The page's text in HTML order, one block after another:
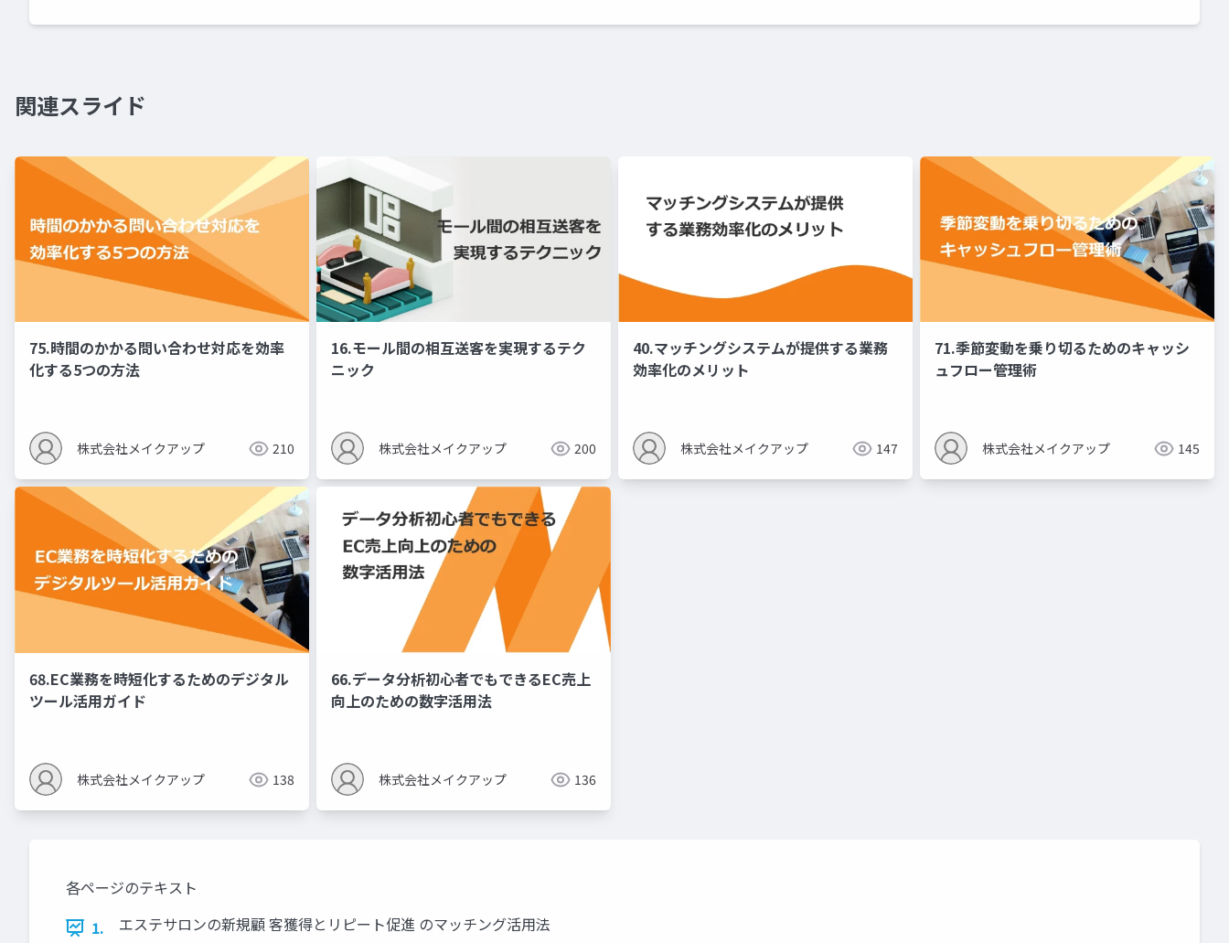
関連スライド
75.時間のかかる問い合わせ対応を効率
化する5つの方法
株式会社メイクアップ 210
16.モール間の相互送客を実現するテク
ニック
株式会社メイクアップ 200
40.マッチングシステムが提供する業務
効率化のメリット
株式会社メイクアップ 147
71.季節変動を乗り切るためのキャッシ
ュフロー管理術
株式会社メイクアップ 145
68.EC業務を時短化するためのデジタル
ツール活用ガイド
株式会社メイクアップ 138
66.データ分析初心者でもできるEC売上
向上のための数字活用法
株式会社メイクアップ 136
各ページのテキスト
1.
エステサロンの新規顧 客獲得とリピート促進 のマッチング活用法